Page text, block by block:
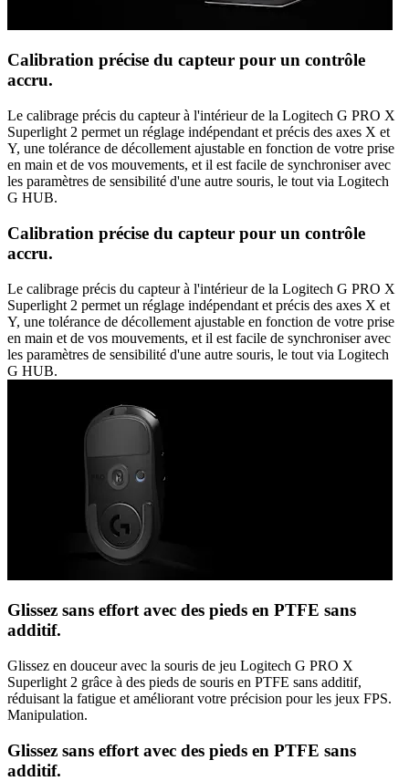
Calibration précise du capteur pour un contrôle
accru.
Le calibrage précis du capteur à l'intérieur de la Logitech G PRO X
Superlight 2 permet un réglage indépendant et précis des axes X et
Y, une tolérance de décollement ajustable en fonction de votre prise
en main et de vos mouvements, et il est facile de synchroniser avec
les paramètres de sensibilité d'une autre souris, le tout via Logitech
G HUB.
Calibration précise du capteur pour un contrôle
accru.
Le calibrage précis du capteur à l'intérieur de la Logitech G PRO X
Superlight 2 permet un réglage indépendant et précis des axes X et
Y, une tolérance de décollement ajustable en fonction de votre prise
en main et de vos mouvements, et il est facile de synchroniser avec
les paramètres de sensibilité d'une autre souris, le tout via Logitech
G HUB.
Glissez sans effort avec des pieds en PTFE sans
additif.
Glissez en douceur avec la souris de jeu Logitech G PRO X
Superlight 2 grâce à des pieds de souris en PTFE sans additif,
réduisant la fatigue et améliorant votre précision pour les jeux FPS.
Manipulation.
Glissez sans effort avec des pieds en PTFE sans
additif.